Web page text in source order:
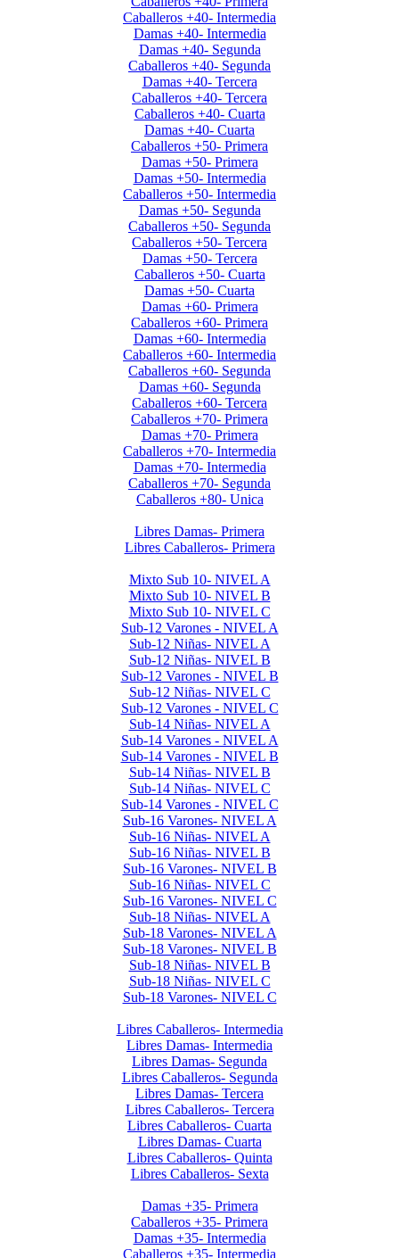
Caballeros +40- Intermedia
Damas +40- Intermedia
Damas +40- Segunda
Caballeros +40- Segunda
Damas +40- Tercera
Caballeros +40- Tercera
Caballeros +40- Cuarta
Damas +40- Cuarta
Caballeros +50- Primera
Damas +50- Primera
Damas +50- Intermedia
Caballeros +50- Intermedia
Damas +50- Segunda
Caballeros +50- Segunda
Caballeros +50- Tercera
Damas +50- Tercera
Caballeros +50- Cuarta
Damas +50- Cuarta
Damas +60- Primera
Caballeros +60- Primera
Damas +60- Intermedia
Caballeros +60- Intermedia
Caballeros +60- Segunda
Damas +60- Segunda
Caballeros +60- Tercera
Caballeros +70- Primera
Damas +70- Primera
Caballeros +70- Intermedia
Damas +70- Intermedia
Caballeros +70- Segunda
Caballeros +80- Unica
Libres Damas- Primera
Libres Caballeros- Primera
Mixto Sub 10- NIVEL A
Mixto Sub 10- NIVEL B
Mixto Sub 10- NIVEL C
Sub-12 Varones - NIVEL A
Sub-12 Niñas- NIVEL A
Sub-12 Niñas- NIVEL B
Sub-12 Varones - NIVEL B
Sub-12 Niñas- NIVEL C
Sub-12 Varones - NIVEL C
Sub-14 Niñas- NIVEL A
Sub-14 Varones - NIVEL A
Sub-14 Varones - NIVEL B
Sub-14 Niñas- NIVEL B
Sub-14 Niñas- NIVEL C
Sub-14 Varones - NIVEL C
Sub-16 Varones- NIVEL A
Sub-16 Niñas- NIVEL A
Sub-16 Niñas- NIVEL B
Sub-16 Varones- NIVEL B
Sub-16 Niñas- NIVEL C
Sub-16 Varones- NIVEL C
Sub-18 Niñas- NIVEL A
Sub-18 Varones- NIVEL A
Sub-18 Varones- NIVEL B
Sub-18 Niñas- NIVEL B
Sub-18 Niñas- NIVEL C
Sub-18 Varones- NIVEL C
Libres Caballeros- Intermedia
Libres Damas- Intermedia
Libres Damas- Segunda
Libres Caballeros- Segunda
Libres Damas- Tercera
Libres Caballeros- Tercera
Libres Caballeros- Cuarta
Libres Damas- Cuarta
Libres Caballeros- Quinta
Libres Caballeros- Sexta
Damas +35- Primera
Caballeros +35- Primera
Damas +35- Intermedia
Caballeros +35- Intermedia